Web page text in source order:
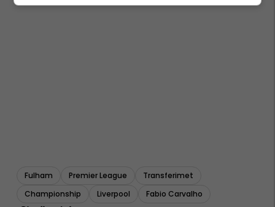
Fulham Premier League
Transferimet
Championship
Liverpool Fabio Carvalho